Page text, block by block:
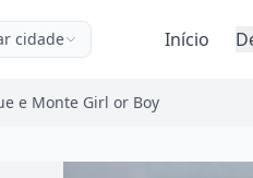
cidade Início
e Monte Girl or Boy